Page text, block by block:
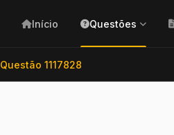
Início Questões
Questão 1117828